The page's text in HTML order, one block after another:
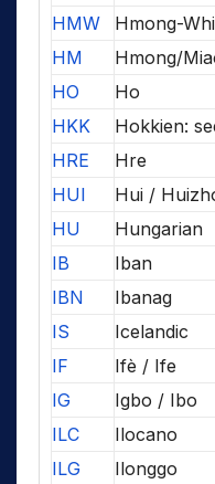
HMW
Hmong-
HM
Hmong/
HO
Ho
HKK
Hokkien:
HRE
Hre
HUI
Hui /
HU
Hungarian
IB
Iban
IBN
Ibanag
IS
Icelandic
IF
Ifè / Ife
IG
Igbo / Ibo
ILC
Ilocano
ILG
Ilonggo